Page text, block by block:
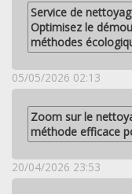
Service de
Optimisez le
méthodes
05/05/2026 02:13
Zoom sur le
méthode efficace
20/04/2026 23:53